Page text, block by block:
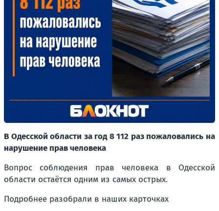
В Одесской области за год 8 112 раз пожаловались на
нарушение прав человека
Вопрос соблюдения прав человека в Одесской
области остаётся одним из самых острых.
Подробнее разобрали в наших карточках